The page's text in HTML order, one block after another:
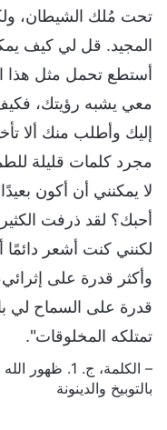
تحت مُلك الشيطان،
المجيد. قل لي كيف
أستطع تحمل مثل هذا
معي يشبه رؤيتك،
إليك وأطلب منك ألا
مجرد كلمات قليلة
لا يمكنني أن أكون
أحبك؟ لقد ذرفت
لكنني كنت أشعر دائمًا
وأكثر قدرة على
قدرة على السماح لي
تمتلكه المخلوقات".
– الكلمة، ج.
بالتوبيخ والدينونة